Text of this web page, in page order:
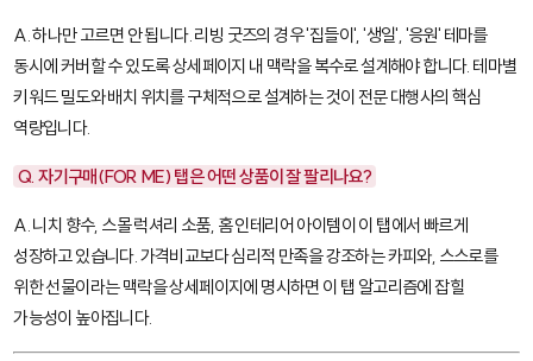
A. 하나만 고르면 안 됩니다. 리빙 굿즈의 경우 '집들이', '생일', '응원' 테마를
동시에 커버할 수 있도록 상세페이지 내 맥락을 복수로 설계해야 합니다. 테마별
키워드 밀도와 배치 위치를 구체적으로 설계하는 것이 전문 대행사의 핵심
역량입니다.
Q. 자기구매(FOR ME) 탭은 어떤 상품이 잘 팔리나요?
A. 니치 향수, 스몰 럭셔리 소품, 홈 인테리어 아이템이 이 탭에서 빠르게
성장하고 있습니다. 가격비교보다 심리적 만족을 강조하는 카피와, 스스로를
위한 선물이라는 맥락을 상세페이지에 명시하면 이 탭 알고리즘에 잡힐
가능성이 높아집니다.